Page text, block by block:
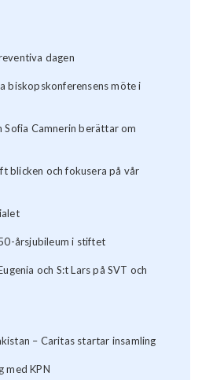
dagen
biskopskonferensens möte i
Sofia Camnerin berättar om
blicken och fokusera på vår
årsjubileum i stiftet
och S:t Lars på SVT och
– Caritas startar insamling
med KPN